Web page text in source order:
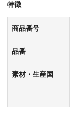
特徴
商品番号
品番
素材・生産国